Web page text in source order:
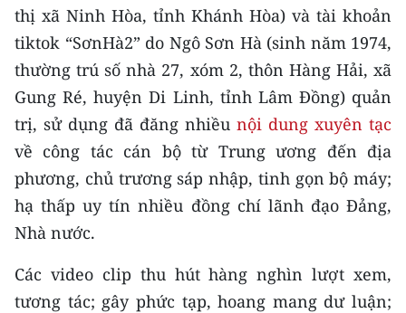
CHƯƠNG TRÌNH OCOP - MỖI XÃ
MỘT SẢN PHẨM
RADIO
MEDIA CENTER
E-Magazine
Video
Media Kinh tế
thị xã Ninh Hòa, tỉnh Khánh Hòa) và tài khoản
tiktok “SơnHà2” do Ngô Sơn Hà (sinh năm 1974,
thường trú số nhà 27, xóm 2, thôn Hàng Hải, xã
Gung Ré, huyện Di Linh, tỉnh Lâm Đồng) quản
trị, sử dụng đã đăng nhiều nội dung xuyên tạc
về công tác cán bộ từ Trung ương đến địa
phương, chủ trương sáp nhập, tinh gọn bộ máy;
hạ thấp uy tín nhiều đồng chí lãnh đạo Đảng,
Nhà nước.
Các video clip thu hút hàng nghìn lượt xem,
tương tác; gây phức tạp, hoang mang dư luận;